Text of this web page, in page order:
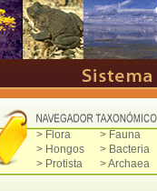
> Flora
> Fauna
> Hongos
> Bacteria
> Protista
> Archaea